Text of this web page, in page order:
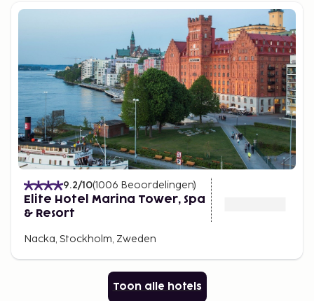
9.2/10(1006 Beoordelingen)
Elite Hotel Marina Tower, Spa
& Resort
Nacka, Stockholm, Zweden
Toon alle hotels